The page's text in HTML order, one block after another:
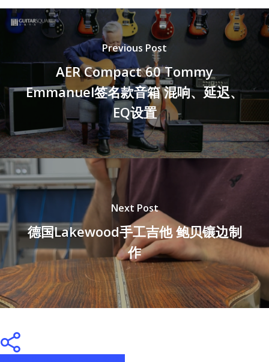
Previous Post
AER Compact 60 Tommy
Emmanuel签名款音箱 混响、延迟、
EQ设置
Next Post
德国Lakewood手工吉他 鲍贝镶边制
作